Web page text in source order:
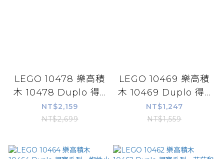
LEGO 10478 樂高積
木 10478 Duplo 得...
NT$2,159
NT$2,699
LEGO 10469 樂高積
木 10469 Duplo 得...
NT$1,247
NT$1,559